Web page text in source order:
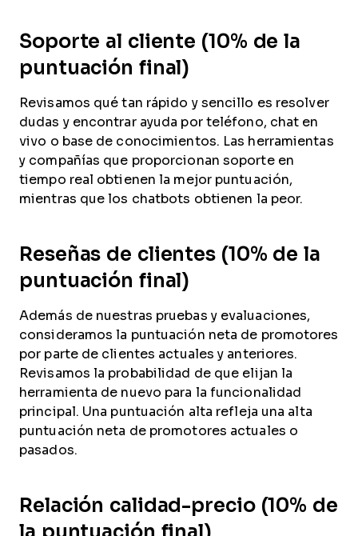
Soporte al cliente (10% de la
puntuación final)
Revisamos qué tan rápido y sencillo es resolver
dudas y encontrar ayuda por teléfono, chat en
vivo o base de conocimientos. Las herramientas
y compañías que proporcionan soporte en
tiempo real obtienen la mejor puntuación,
mientras que los chatbots obtienen la peor.
Reseñas de clientes (10% de la
puntuación final)
Además de nuestras pruebas y evaluaciones,
consideramos la puntuación neta de promotores
por parte de clientes actuales y anteriores.
Revisamos la probabilidad de que elijan la
herramienta de nuevo para la funcionalidad
principal. Una puntuación alta refleja una alta
puntuación neta de promotores actuales o
pasados.
Relación calidad-precio (10% de
la puntuación final)